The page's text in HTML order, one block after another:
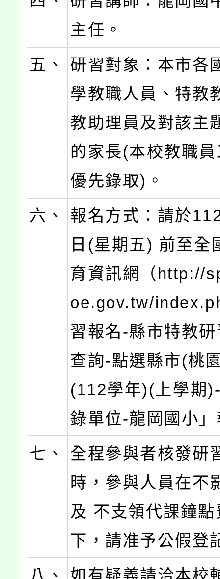
主任。
五、
研習對象：本市各
學教職人員、特教
教助理員及對該主
的家長(本校教職
優先錄取)。
六、
報名方式：請於
日(星期五) 前至全
育資訊網（http://
oe.gov.tw/
習報名-縣市特教
查詢-點選縣市(桃
(112學年)(上學期
錄單位-龍岡國小
七、
全程參與者核發研
時，參與人員在不
及 不支領代課鐘
下，請准予公假登